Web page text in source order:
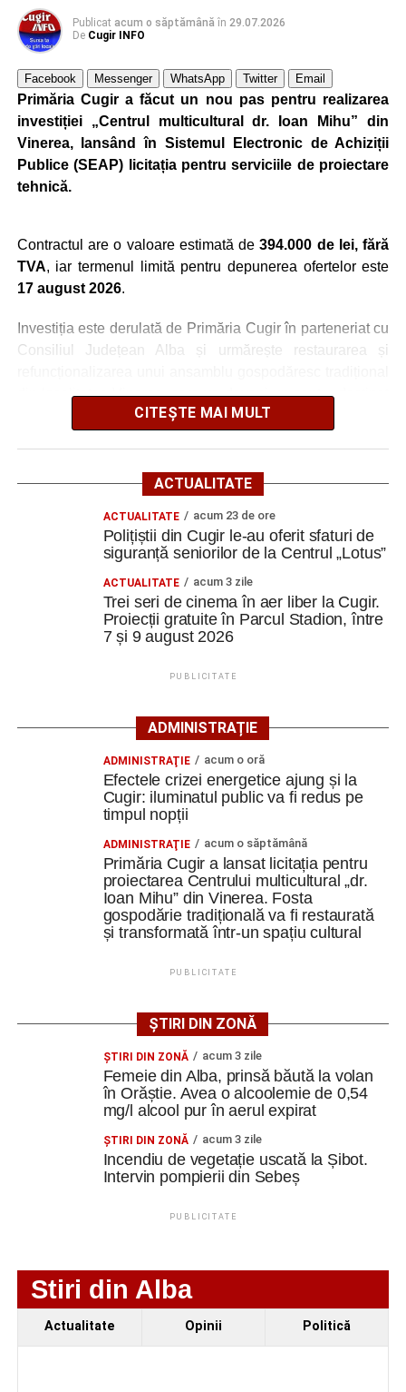
Polițiștii din Cugir le-au oferit sfaturi de siguranță
Facebook Messenger WhatsApp Twitter Email
Publicat acum o săptămână în 29.07.2026
De Cugir INFO
Facebook Messenger WhatsApp Twitter Email
Primăria Cugir a făcut un nou pas pentru realizarea
investiției „Centrul multicultural dr. Ioan Mihu” din
Vinerea, lansând în Sistemul Electronic de Achiziții
Publice (SEAP) licitația pentru serviciile de proiectare
tehnică.
Contractul are o valoare estimată de394.000 de lei, fără
TVA, iar termenul limită pentru depunerea ofertelor este
17 august 2026.
Investiția este derulată de Primăria Cugir în parteneriat cu
Consiliul Județean Alba și urmărește restaurarea și
din localitatea Vinerea, care va deveni un centru destinat
activităților culturale, educaționale și expoziționale.
readusă la viață
Ansamblul este situat pe strada Principală nr. 172 din
Vinerea, pe un teren de aproximativ 1.975 de metri pătrați,
aflat în proprietatea administrației locale.
Complexul este alcătuit din patru corpuri de clădire – fosta
magazie de fierărie, casa memorială, șura și șoprul-atelier
Clădirile au nevoie de lucrări
ample de consolidare
identificat degradări importante ale construcțiilor. Printre
acestea se numără infiltrații de apă, umiditate, degradarea
elementelor din lemn și a acoperișurilor, dar și prăbușirea
parțială a șurii.
punct de vedere tehnic, fiind necesară refacerea
modernizarea sistemelor de evacuare a apelor pluviale.
Specialiștii apreciază însă că ansamblul poate fi restaurat
și pus în valoare, cu respectarea soluțiilor tehnice ce vor fi
stabilite în cadrul proiectului.
Spații pentru cultură, educație
și evenimente
același timp, să ofere comunității un spațiu modern
destinat organizării de activități culturale, expoziții,
CITEȘTE MAI MULT
ACTUALITATE
ACTUALITATE acum 23 de ore
Polițiștii din Cugir le-au oferit sfaturi de
siguranță seniorilor de la Centrul „Lotus”
ACTUALITATE acum 3 zile
Trei seri de cinema în aer liber la Cugir.
Proiecții gratuite în Parcul Stadion, între
7 și 9 august 2026
PUBLICITATE
ADMINISTRAȚIE
ADMINISTRAŢIE acum o oră
Efectele crizei energetice ajung și la
Cugir: iluminatul public va fi redus pe
timpul nopții
ADMINISTRAŢIE acum o săptămână
Primăria Cugir a lansat licitația pentru
proiectarea Centrului multicultural „dr.
Ioan Mihu” din Vinerea. Fosta
gospodărie tradițională va fi restaurată
și transformată într-un spațiu cultural
PUBLICITATE
ȘTIRI DIN ZONĂ
ŞTIRI DIN ZONĂ acum 3 zile
Femeie din Alba, prinsă băută la volan
în Orăștie. Avea o alcoolemie de 0,54
mg/l alcool pur în aerul expirat
ŞTIRI DIN ZONĂ acum 3 zile
Incendiu de vegetație uscată la Șibot.
Intervin pompierii din Sebeș
PUBLICITATE
Stiri din Alba
Actualitate Opinii Politică